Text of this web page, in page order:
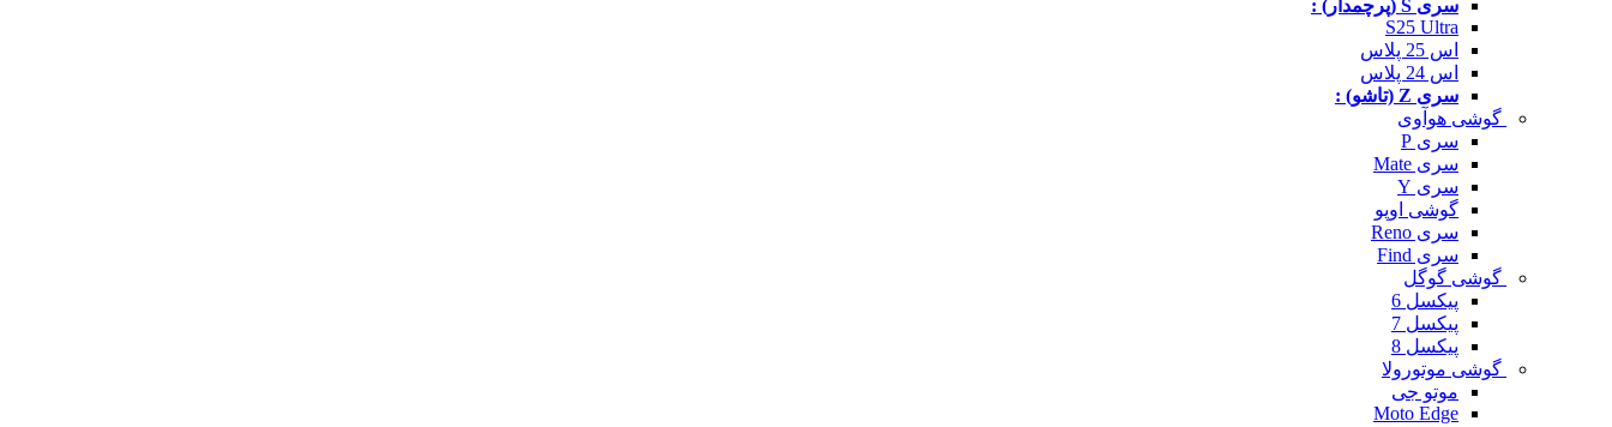
سری S (پرچمدار) :
S25 Ultra
اس 25 پلاس
اس 24 پلاس
سری Z (تاشو) :
گوشی هوآوی
سری P
سری Mate
سری Y
گوشی اوپو
سری Reno
سری Find
گوشی گوگل
پیکسل 6
پیکسل 7
پیکسل 8
گوشی موتورولا
موتو جی
Moto Edge